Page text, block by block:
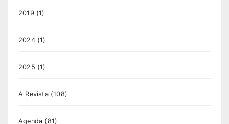
2019 (1)
2024(1)
2025 (1)
A Revista(108)
Agenda (81)